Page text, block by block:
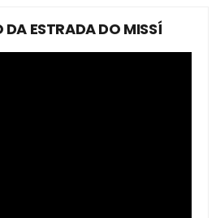
ESTRADA DO MISSÍ